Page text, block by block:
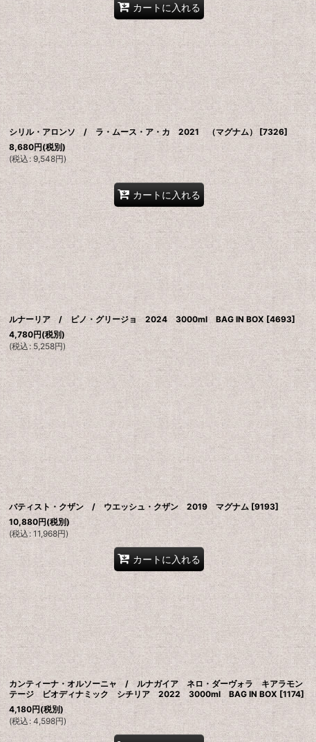
カートに入れる
シリル・アロンソ / ラ・ムース・ア・カ 2021 （マグナム） [7326]
8,680円(税別)
(税込 : 9,548円)
カートに入れる
ルナーリア / ピノ・グリージョ 2024 3000ml BAG IN BOX [4693]
4,780円(税別)
(税込: 5,258円)
バティスト・クザン / ウエッシュ・クザン 2019 マグナム [9193]
10,880円(税別)
(税込: 11,968円)
カートに入れる
カンティーナ・オルソーニャ / ルナガイア ネロ・ダーヴォラ キアラモン
テージ ビオディナミック シチリア 2022 3000ml BAG IN BOX [1174]
4,180円(税別)
(税込 : 4,598円)